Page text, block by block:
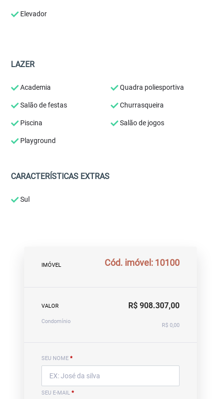
Elevador
LAZER
Academia Quadra poliesportiva
Salão de festas Churrasqueira
Piscina Salão de jogos
Playground
CARACTERÍSTICAS EXTRAS
Sul
IMÓVEL Cód. imóvel: 10100
VALOR R$ 908.307,00
Condomínio
R$ 0,00
SEU NOME *
SEU E-MAIL *